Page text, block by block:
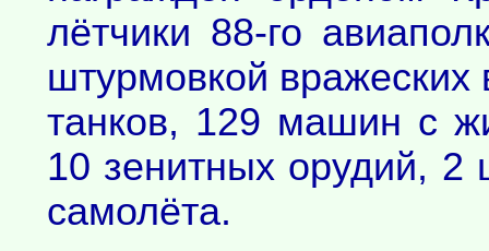
лётчики 88-го
штурмовкой
танков, 129 машин с
10 зенитных орудий, 2
самолёта.